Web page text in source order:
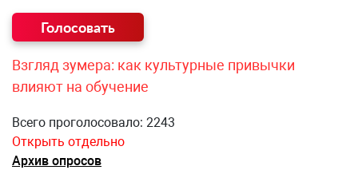
Взгляд зумера: как культурные привычки
влияют на обучение
Всего проголосовало: 2243
Открыть отдельно
Архив опросов